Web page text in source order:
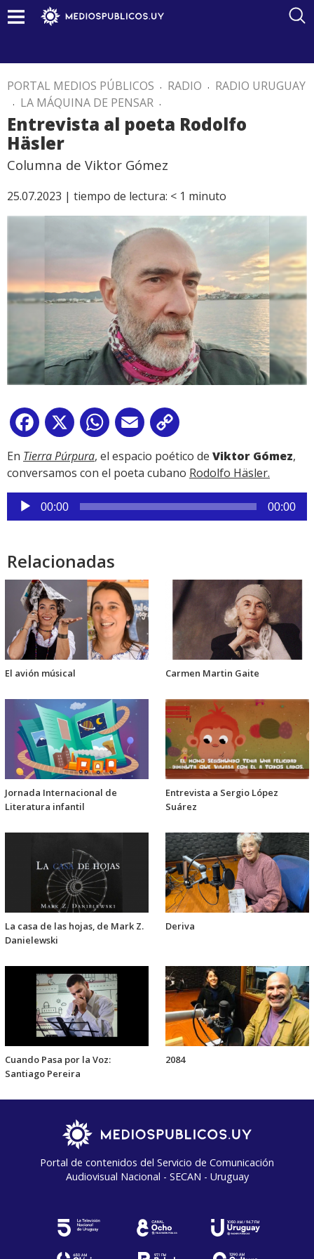
PORTAL MEDIOS PÚBLICOS . RADIO . RADIO URUGUAY
. LA MÁQUINA DE PENSAR .
Entrevista al poeta Rodolfo
Häsler
Columna de Viktor Gómez
25.07.2023 | tiempo de lectura: < 1 minuto
Facebook
X WhatsApp
Email
Link
En Tierra Púrpura, el espacio poético de Viktor Gómez,
conversamos con el poeta cubano Rodolfo Häsler.
Reproductor
de
00:00 00:00
Relacionadas
El avión músical Carmen Martin Gaite
Jornada Internacional de
Literatura infantil
Entrevista a Sergio López
Suárez
La casa de las hojas, de Mark Z.
Danielewski
Deriva
Cuando Pasa por la Voz:
Santiago Pereira
2084
Portal de contenidos del Servicio de Comunicación
Audiovisual Nacional - SECAN - Uruguay